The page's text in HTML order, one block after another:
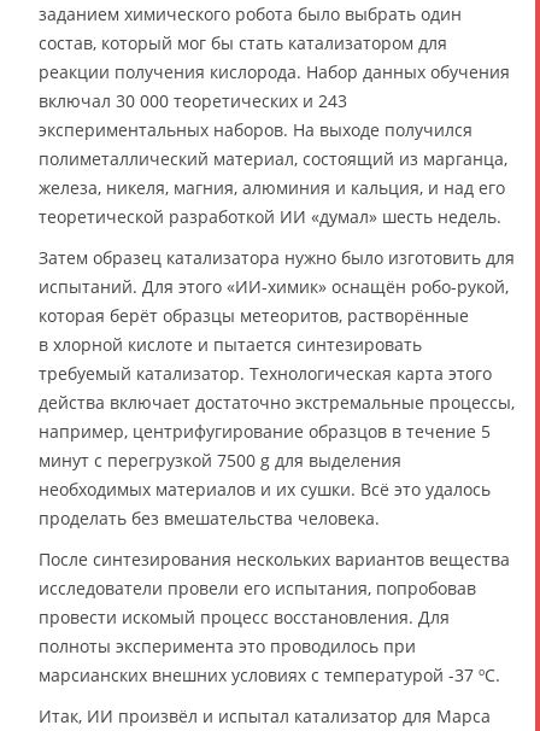
заданием химического робота было выбрать один
состав, который мог бы стать катализатором для
реакции получения кислорода. Набор данных обучения
включал 30 000 теоретических и 243
экспериментальных наборов. На выходе получился
полиметаллический материал, состоящий из марганца,
железа, никеля, магния, алюминия и кальция, и над его
теоретической разработкой ИИ «думал» шесть недель.
Затем образец катализатора нужно было изготовить для
испытаний. Для этого «ИИ-химик» оснащён робо-рукой,
которая берёт образцы метеоритов, растворённые
в хлорной кислоте и пытается синтезировать
требуемый катализатор. Технологическая карта этого
действа включает достаточно экстремальные процессы,
например, центрифугирование образцов в течение 5
минут с перегрузкой 7500 g для выделения
необходимых материалов и их сушки. Всё это удалось
проделать без вмешательства человека.
После синтезирования нескольких вариантов вещества
исследователи провели его испытания, попробовав
провести искомый процесс восстановления. Для
полноты эксперимента это проводилось при
марсианских внешних условиях с температурой -37 ºC.
Итак, ИИ произвёл и испытал катализатор для Марса